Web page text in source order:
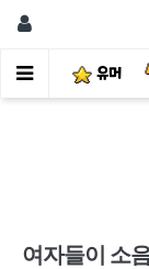
유머
여자들이 소